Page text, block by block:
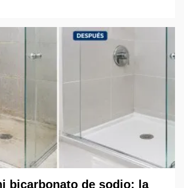
bicarbonato de sodio: la